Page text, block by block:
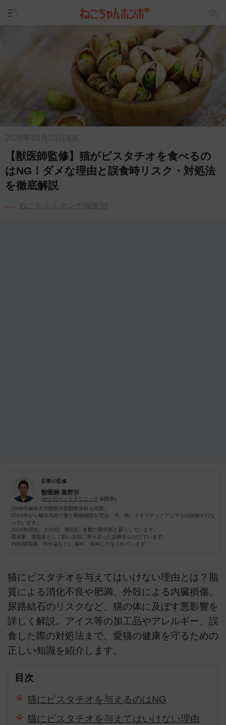
2026年03月03日 更新
【獣医師監修】猫がピスタチオを食べるの
はNG！ダメな理由と誤食時リスク・対処法
を徹底解説
ねこちゃんホンポ編集部
記事の監修
獣医師 葛野宗
(かどのペットクリニック 副院長)
2009年麻布大学獣医学部獣医学科を卒業。
2015年から横浜市内で妻と動物病院を営み、犬、猫、エキゾチックアニマルの診療を行な
っています。
2024年現在、犬10頭、猫3頭、多数の爬虫類と暮らしています。
愛犬家、愛猫家として飼い主様に寄り添った診療を心がけています。
内科(循環器、内分泌など)、歯科、産科に力を入れています。
猫にピスタチオを与えてはいけない理由とは？脂
質による消化不良や肥満、外殻による内臓損傷、
尿路結石のリスクなど、猫の体に及ぼす悪影響を
詳しく解説。アイス等の加工品やアレルギー、誤
食した際の対処法まで、愛猫の健康を守るための
正しい知識を紹介します。
目次
猫にピスタチオを与えるのはNG
猫にピスタチオを与えてはいけない理由